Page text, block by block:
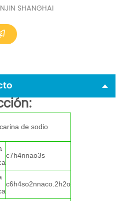
SHANGHAI
de sodio
c7h4nnao3s
c6h4so2nnaco.2h2o